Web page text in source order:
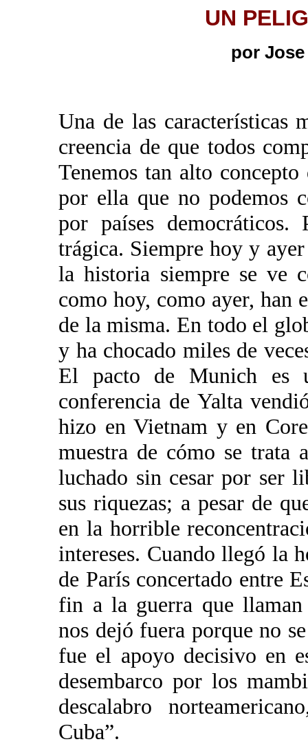
UN
por
Una de las características
creencia de que todos
Tenemos tan alto
por ella que no podemos
por países democráticos.
trágica. Siempre hoy y
la historia siempre se ve
como hoy, como ayer, han
de la misma. En todo el
y ha chocado miles de
El pacto de Munich es
conferencia de Yalta
hizo en Vietnam y en
muestra de cómo se trata
luchado sin cesar por ser
sus riquezas; a pesar de
en la horrible
intereses. Cuando llegó la
de París concertado entre
fin a la guerra que llaman
nos dejó fuera porque no
fue el apoyo decisivo en
desembarco por los
descalabro
Cuba”.